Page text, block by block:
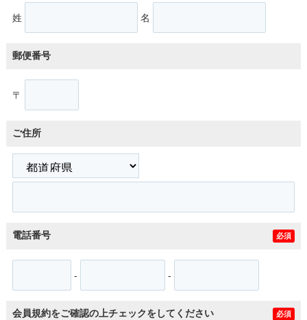
姓 名
郵便番号
〒
ご住所
電話番号 必須
- -
会員規約をご確認の上チェックをしてください 必須